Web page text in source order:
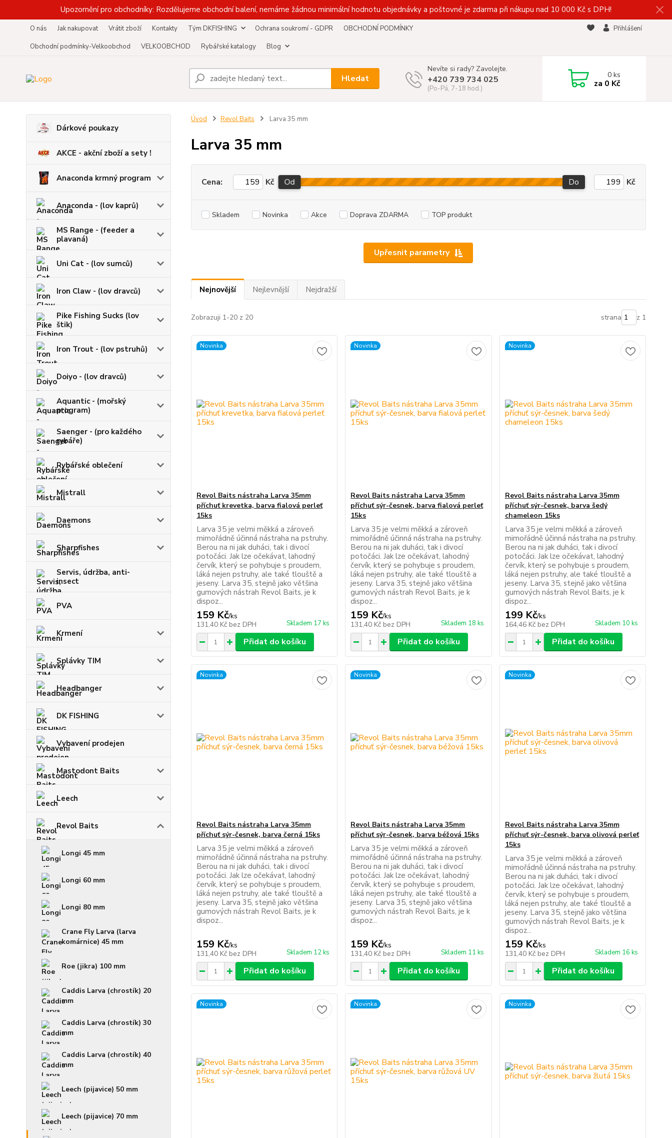
Upozornění pro obchodníky: Rozdělujeme obchodní balení, nemáme žádnou minimální hodnotu objednávky a poštovné je zdarma při nákupu nad 10 000 Kč s DPH!
O nás Jak nakupovat Vrátit zboží Kontakty Tým DKFISHING Ochrana soukromí - GDPR
OBCHODNÍ PODMÍNKY
Obchodní podmínky-Velkoobchod
VELKOOBCHOD Rybářské katalogy Blog
Přihlášení
Hledat
Nevíte si rady? Zavolejte.
+420 739 734 025
(Po-Pá, 7-18 hod.)
0ks
za 0 Kč
Dárkové poukazy
AKCE - akční zboží a sety !
Anaconda krmný program
Anaconda - (lov kaprů)
MS Range - (feeder a
plavaná)
Uni Cat - (lov sumců)
Iron Claw - (lov dravců)
Pike Fishing Sucks (lov
štik)
Iron Trout - (lov pstruhů)
Doiyo - (lov dravců)
Aquantic - (mořský
program)
Saenger - (pro každého
rybáře)
Rybářské oblečení
Mistrall
Daemons
Sharpfishes
Servis, údržba, anti-
insect
PVA
Krmení
Splávky TIM
Headbanger
DK FISHING
Vybavení prodejen
Mastodont Baits
Leech
Revol Baits
Longi 45 mm
Longi 60 mm
Longi 80 mm
Crane Fly Larva (larva
komárnice) 45 mm
Roe (jikra) 100 mm
Caddis Larva (chrostík) 20
mm
Caddis Larva (chrostík) 30
mm
Caddis Larva (chrostík) 40
mm
Leech (pijavice) 50 mm
Leech (pijavice) 70 mm
Úvod Revol Baits Larva 35 mm
Larva 35 mm
Upřesnit parametry
Cena: Kč Od Do Kč
Skladem Novinka Akce Doprava ZDARMA TOP produkt
Nejnovější Nejlevnější Nejdražší
Zobrazuji 1-20 z 20 strana z 1
Novinka
Revol Baits nástraha Larva 35mm
příchuť krevetka, barva fialová perleť
15ks
Larva 35 je velmi měkká a zároveň
mimořádně účinná nástraha na pstruhy.
Berou na ni jak duháci, tak i divocí
potočáci. Jak lze očekávat, lahodný
červík, který se pohybuje s proudem,
láká nejen pstruhy, ale také tlouště a
jeseny. Larva 35, stejně jako většina
gumových nástrah Revol Baits, je k
dispoz...
159 Kč/ks
131,40 Kč bez DPH Skladem 17 ks
Přidat do košíku
Novinka
Revol Baits nástraha Larva 35mm
příchuť sýr-česnek, barva fialová perleť
15ks
Larva 35 je velmi měkká a zároveň
mimořádně účinná nástraha na pstruhy.
Berou na ni jak duháci, tak i divocí
potočáci. Jak lze očekávat, lahodný
červík, který se pohybuje s proudem,
láká nejen pstruhy, ale také tlouště a
jeseny. Larva 35, stejně jako většina
gumových nástrah Revol Baits, je k
dispoz...
159 Kč/ks
131,40 Kč bez DPH Skladem 18 ks
Přidat do košíku
Novinka
Revol Baits nástraha Larva 35mm
příchuť sýr-česnek, barva šedý
chameleon 15ks
Larva 35 je velmi měkká a zároveň
mimořádně účinná nástraha na pstruhy.
Berou na ni jak duháci, tak i divocí
potočáci. Jak lze očekávat, lahodný
červík, který se pohybuje s proudem,
láká nejen pstruhy, ale také tlouště a
jeseny. Larva 35, stejně jako většina
gumových nástrah Revol Baits, je k
dispoz...
199 Kč/ks
164,46 Kč bez DPH Skladem 10 ks
Přidat do košíku
Novinka
Revol Baits nástraha Larva 35mm
příchuť sýr-česnek, barva černá 15ks
Larva 35 je velmi měkká a zároveň
mimořádně účinná nástraha na pstruhy.
Berou na ni jak duháci, tak i divocí
potočáci. Jak lze očekávat, lahodný
červík, který se pohybuje s proudem,
láká nejen pstruhy, ale také tlouště a
jeseny. Larva 35, stejně jako většina
gumových nástrah Revol Baits, je k
dispoz...
159 Kč/ks
131,40 Kč bez DPH Skladem 12 ks
Přidat do košíku
Novinka
Revol Baits nástraha Larva 35mm
příchuť sýr-česnek, barva béžová 15ks
Larva 35 je velmi měkká a zároveň
mimořádně účinná nástraha na pstruhy.
Berou na ni jak duháci, tak i divocí
potočáci. Jak lze očekávat, lahodný
červík, který se pohybuje s proudem,
láká nejen pstruhy, ale také tlouště a
jeseny. Larva 35, stejně jako většina
gumových nástrah Revol Baits, je k
dispoz...
159 Kč/ks
131,40 Kč bez DPH Skladem 11 ks
Přidat do košíku
Novinka
Revol Baits nástraha Larva 35mm
příchuť sýr-česnek, barva olivová perleť
15ks
Larva 35 je velmi měkká a zároveň
mimořádně účinná nástraha na pstruhy.
Berou na ni jak duháci, tak i divocí
potočáci. Jak lze očekávat, lahodný
červík, který se pohybuje s proudem,
láká nejen pstruhy, ale také tlouště a
jeseny. Larva 35, stejně jako většina
gumových nástrah Revol Baits, je k
dispoz...
159 Kč/ks
131,40 Kč bez DPH Skladem 16 ks
Přidat do košíku
Novinka Novinka Novinka